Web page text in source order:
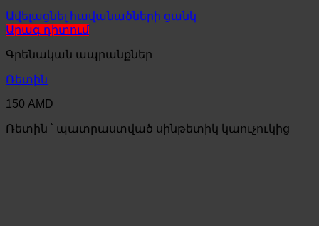
Ավելացնել հավանածների ցանկ
Արագ դիտում
Գրենական ապրանքներ
Ռետին
150 AMD
Ռետին ՝ պատրաստված սինթետիկ կաուչուկից